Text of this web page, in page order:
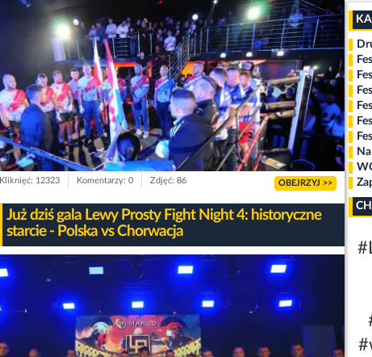
Kliknięć: 12323 Komentarzy: 0 Zdjęć: 86 OBEJRZYJ >>
Już dziś gala Lewy Prosty Fight Night 4: historyczne
starcie - Polska vs Chorwacja